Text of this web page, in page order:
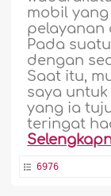
mobil
pelayanan
Pada
dengan
Saat itu,
saya
yang ia
teringat
6976